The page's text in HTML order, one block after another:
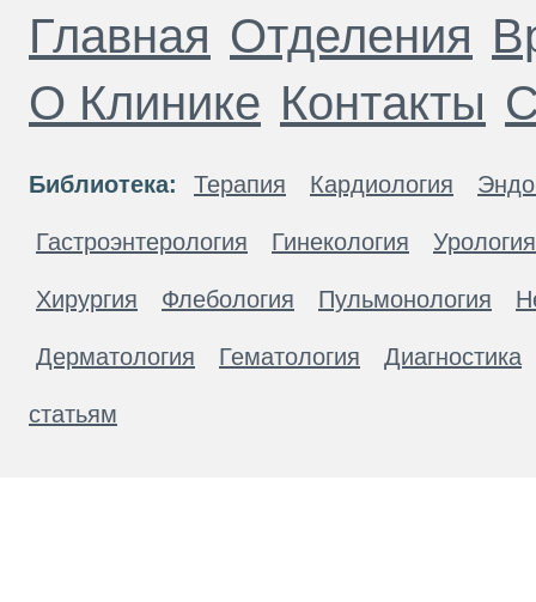
Главная Отделения
О Клинике Контакты
Библиотека: Терапия Кардиология
Гастроэнтерология Гинекология Урология
Хирургия Флебология Пульмонология
Дерматология Гематология Диагностика
статьям